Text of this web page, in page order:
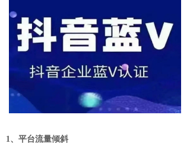
1、平台流量倾斜